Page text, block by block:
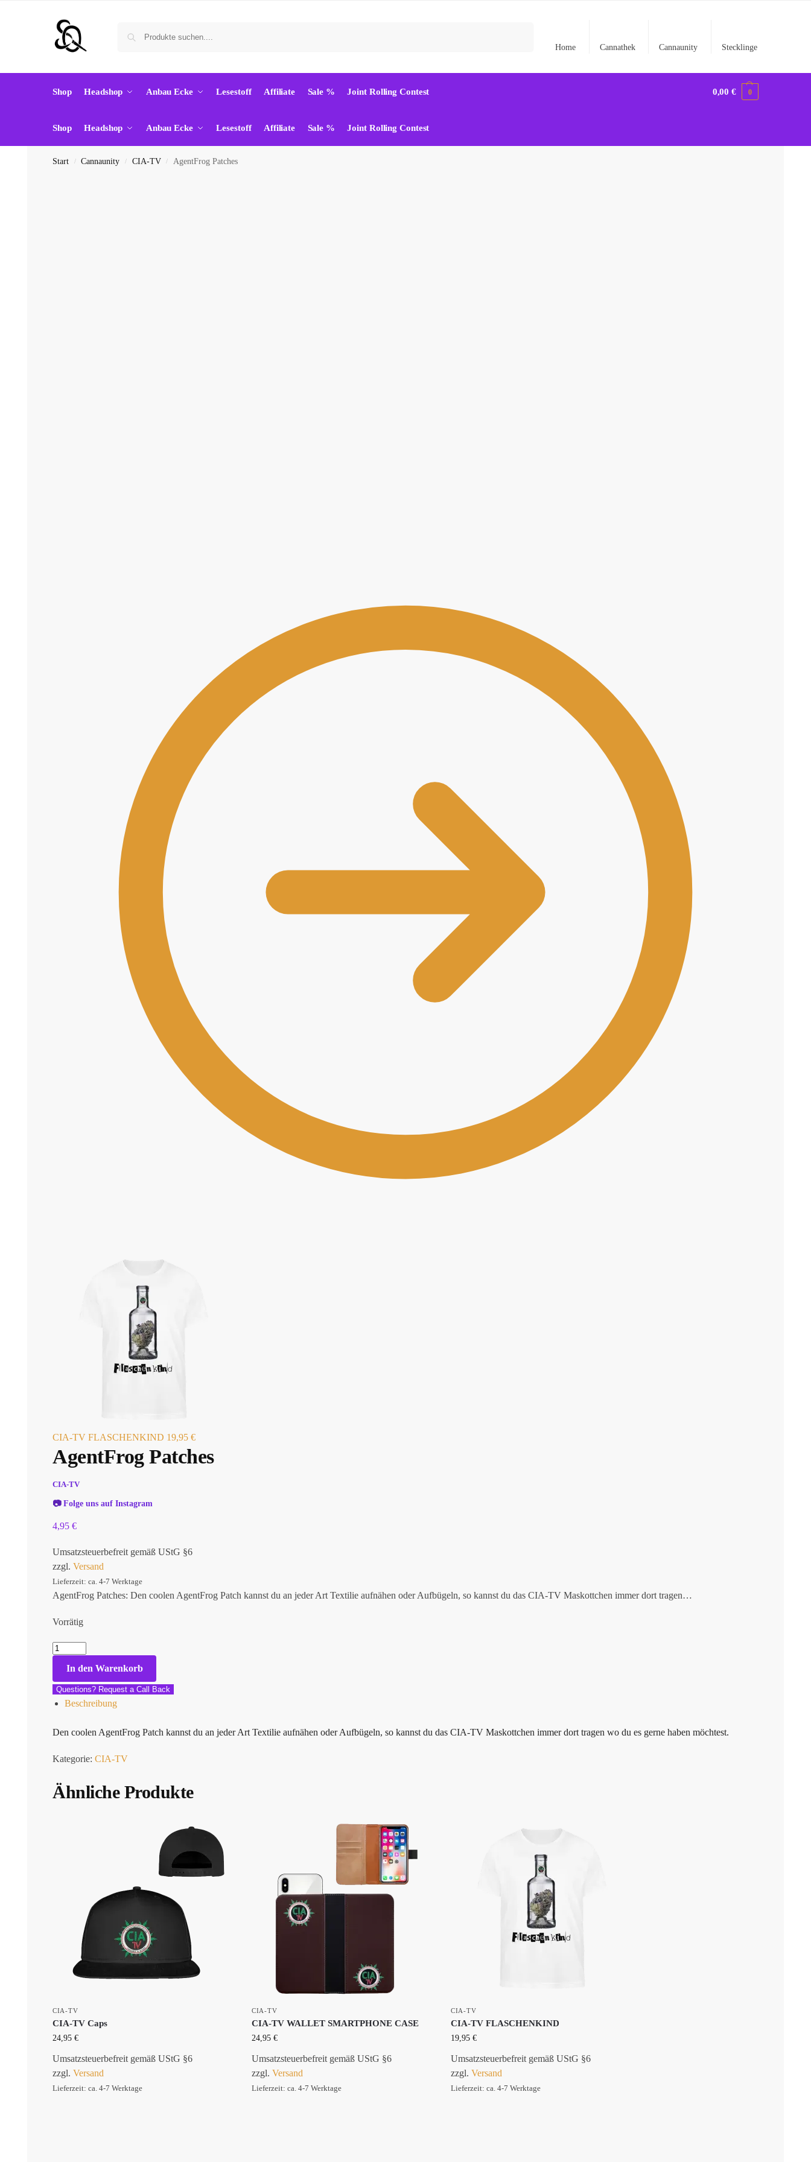
Home Cannathek Cannaunity Stecklinge
Shop Headshop Anbau Ecke Lesestoff Affiliate Sale % Joint Rolling Contest
Shop Headshop Anbau Ecke Lesestoff Affiliate Sale % Joint Rolling Contest
0,00€ 0
Start / Cannaunity / CIA-TV / AgentFrog Patches
CIA-TV FLASCHENKIND 19,95 €
AgentFrog Patches
CIA-TV
📷Folge uns auf Instagram
4,95 €
Umsatzsteuerbefreit gemäß UStG §6
zzgl. Versand
Lieferzeit: ca. 4-7 Werktage
AgentFrog Patches: Den coolen AgentFrog Patch kannst du an jeder Art Textilie aufnähen oder Aufbügeln, so kannst du das CIA-TV Maskottchen immer dort tragen…
Vorrätig
In den Warenkorb
Questions? Request a Call Back
Beschreibung
Den coolen AgentFrog Patch kannst du an jeder Art Textilie aufnähen oder Aufbügeln, so kannst du das CIA-TV Maskottchen immer dort tragen wo du es gerne haben möchtest.
Kategorie: CIA-TV
Ähnliche Produkte
CIA-TV
CIA-TV Caps
24,95 €
Umsatzsteuerbefreit gemäß UStG §6
zzgl. Versand
Lieferzeit: ca. 4-7 Werktage
CIA-TV
CIA-TV WALLET SMARTPHONE CASE
24,95 €
Umsatzsteuerbefreit gemäß UStG §6
zzgl. Versand
Lieferzeit: ca. 4-7 Werktage
CIA-TV
CIA-TV FLASCHENKIND
19,95 €
Umsatzsteuerbefreit gemäß UStG §6
zzgl. Versand
Lieferzeit: ca. 4-7 Werktage